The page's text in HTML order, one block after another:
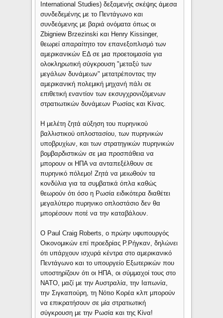
International Studies) δεξαμενής σκέψης άμεσα
συνδεδεμένης με το Πεντάγωνο και
συνδεόμενης με βαριά ονόματα όπως οι
Zbigniew Brzezinski και Henry Kissinger,
θεωρεί απαραίτητο τον επανεξοπλισμό των
αμερικανικών ΕΔ σε μια προετοιμασία για
ολοκληρωτική σύγκρουση "μεταξύ των
μεγάλων δυνάμεων" μετατρέποντας την
αμερικανική πολεμική μηχανή πάλι σε
επιθετική εναντίον των εκσυγχρονιζόμενων
στρατιωτικών δυνάμεων Ρωσίας και Κίνας.
Η μελέτη ζητά αύξηση του πυρηνικού
βαλλιστικού οπλοστασίου, των πυρηνικών
υποβρυχίων, και των στρατηγικών πυρηνικών
βομβαρδιστικών σε μια προσπάθεια να
μπορουν οι ΗΠΑ να ανταπεξέλθουν σε
πυρηνικό πόλεμο! Ζητά να μειωθούν τα
κονδύλια για τα συμβατικά όπλα καθώς
θεωρούν ότι όσο η Ρωσία ειδικότερα διαθέτει
μεγαλύτερο πυρηνικο οπλοστάσιο δεν θα
μπορέσουν ποτέ να την καταβάλουν.
Ο Paul Craig Roberts, ο πρώην υφυπουργός
Οικονομικών επί προεδρίας Ρ.Ρήγκαν, δηλώνει
ότι υπάρχουν ισχυρά κέντρα στο αμερικανικό
Πεντάγωνο και το υπουργείο Εξωτερικών που
υποστηρίζουν ότι οι ΗΠΑ, οι σύμμαχοί τους στο
ΝΑΤΟ, μαζί με την Αυστραλία, την Ιαπωνία,
την Σιγκαπούρη, τη Νότιο Κορέα κλπ μπορούν
να επικρατήσουν σε μία στρατιωτική
σύγκρουση με την Ρωσία και της Κίνα!